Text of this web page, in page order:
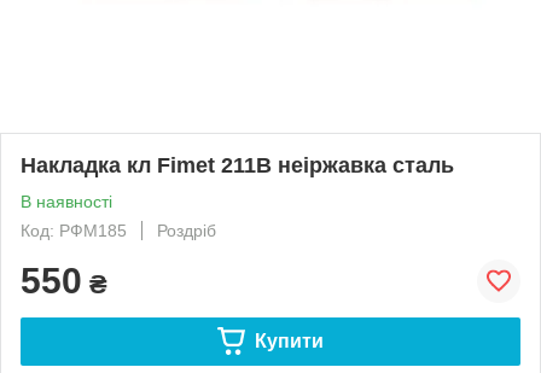
Накладка кл Fimet 211B неіржавка сталь
В наявності
Код: РФМ185
Роздріб
550 ₴
Купити